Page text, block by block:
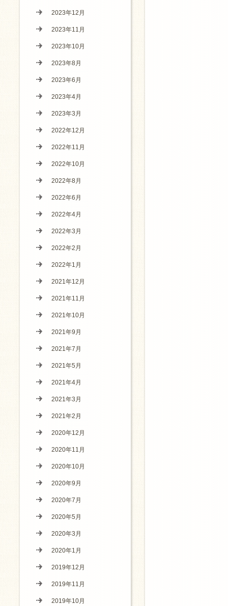
2023年12月
2023年11月
2023年10月
2023年8月
2023年6月
2023年4月
2023年3月
2022年12月
2022年11月
2022年10月
2022年8月
2022年6月
2022年4月
2022年3月
2022年2月
2022年1月
2021年12月
2021年11月
2021年10月
2021年9月
2021年7月
2021年5月
2021年4月
2021年3月
2021年2月
2020年12月
2020年11月
2020年10月
2020年9月
2020年7月
2020年5月
2020年3月
2020年1月
2019年12月
2019年11月
2019年10月